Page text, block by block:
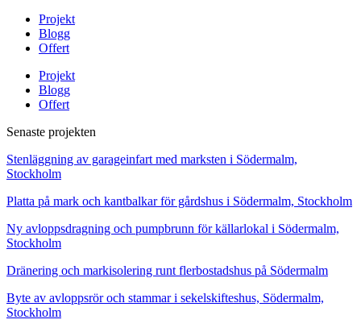
Projekt
Blogg
Offert
Projekt
Blogg
Offert
Senaste projekten
Stenläggning av garageinfart med marksten i Södermalm,
Stockholm
Platta på mark och kantbalkar för gårdshus i Södermalm, Stockholm
Ny avloppsdragning och pumpbrunn för källarlokal i Södermalm,
Stockholm
Dränering och markisolering runt flerbostadshus på Södermalm
Byte av avloppsrör och stammar i sekelskifteshus, Södermalm,
Stockholm